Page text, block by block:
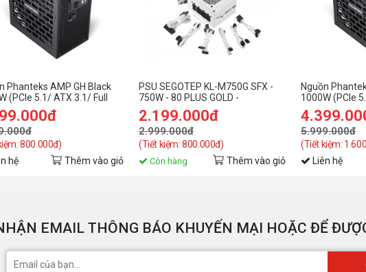
Phanteks AMP GH Black
(PCIe 5.1/ ATX 3.1/ Full
80 Plus Platinum)
800.000đ)
hệ Thêm vào giỏ
PSU SEGOTEP KL-M750G SFX -
750W - 80 PLUS GOLD -
ATX3.0+PCIE 5.0 WHITE
2.199.000đ
2.999.000đ
(Tiết kiệm: 800.000đ)
Còn hàng Thêm vào giỏ
Nguồn
1000W (PCIe
Modular/ 80
5.999.000đ
(Tiết kiệm:
Liên hệ
EMAIL THÔNG BÁO KHUYẾN MẠI HOẶC ĐỂ